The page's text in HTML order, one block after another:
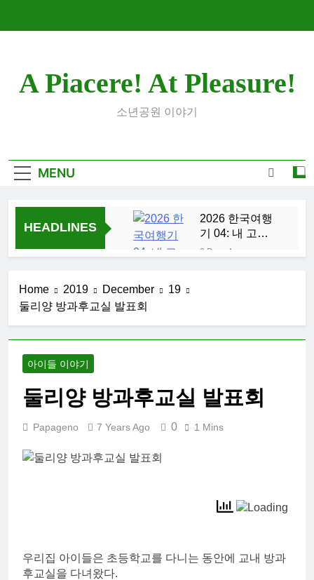
A Piacere! At Pleasure!
소년공원 이야기
MENU
HEADLINES
2026 한국여행
기 04: 내 고향
부산
2 Days Ago
분에 만난 사람
들
2 Weeks Ago
기 01: 대통령과
Home 2019 December
19
둘리양 방과후교실 발표회
아이들 이야기
둘리양 방과후교실 발표회
Papageno 7 Years Ago 0 1 Mins
우리집 아이들은 초등학교를 다니는 동안에 교내 방과
후교실을 다녀왔다.